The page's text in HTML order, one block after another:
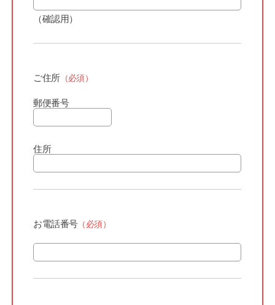
（確認用）
ご住所（必須）
郵便番号
住所
お電話番号（必須）